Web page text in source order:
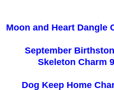
Moon and Heart Dangle
September
Skeleton Charm
Dog Keep Home